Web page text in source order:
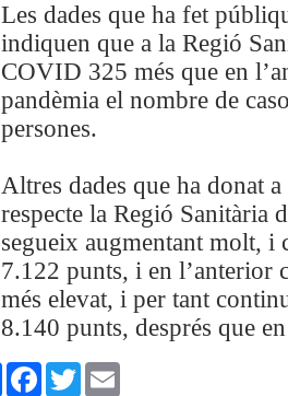
Les dades que ha fet
indiquen que a la Regió
COVID 325 més que en
pandèmia el nombre de
persones.
Altres dades que ha donat
respecte la Regió Sanitària
segueix augmentant molt, i
7.122 punts, i en l’anterior
més elevat, i per tant
8.140 punts, després que
ComparteixFacebookTwitter